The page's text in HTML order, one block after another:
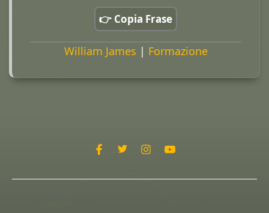
👉 Copia Frase
William James | Formazione